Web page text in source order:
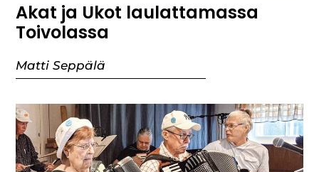
Akat ja Ukot laulattamassa
Toivolassa
Matti Seppälä